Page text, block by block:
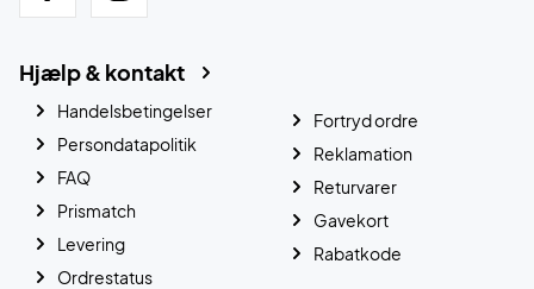
Hjælp & kontakt
Handelsbetingelser
Persondatapolitik
FAQ
Prismatch
Levering
Ordrestatus
Fortryd ordre
Reklamation
Returvarer
Gavekort
Rabatkode